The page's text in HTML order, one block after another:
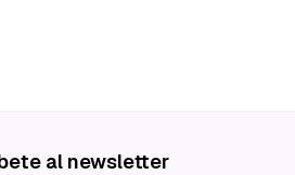
al newsletter